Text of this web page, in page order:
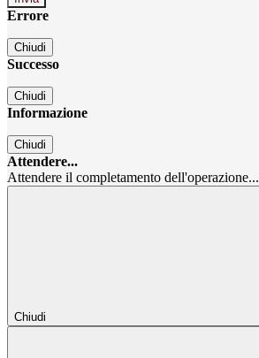
Errore
Chiudi
Successo
Chiudi
Informazione
Chiudi
Attendere...
Attendere il completamento dell'operazione...
Chiudi